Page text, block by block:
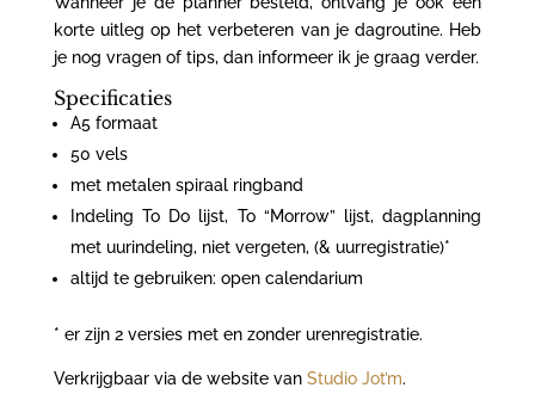
korte uitleg op het verbeteren van je dagroutine. Heb
je nog vragen of tips, dan informeer ik je graag verder.
Specificaties
A5 formaat
50 vels
met metalen spiraal ringband
Indeling To Do lijst, To “Morrow” lijst, dagplanning
met uurindeling, niet vergeten, (& uurregistratie)*
altijd te gebruiken: open calendarium
* er zijn 2 versies met en zonder urenregistratie.
Verkrijgbaar via de website van Studio Jot’m.